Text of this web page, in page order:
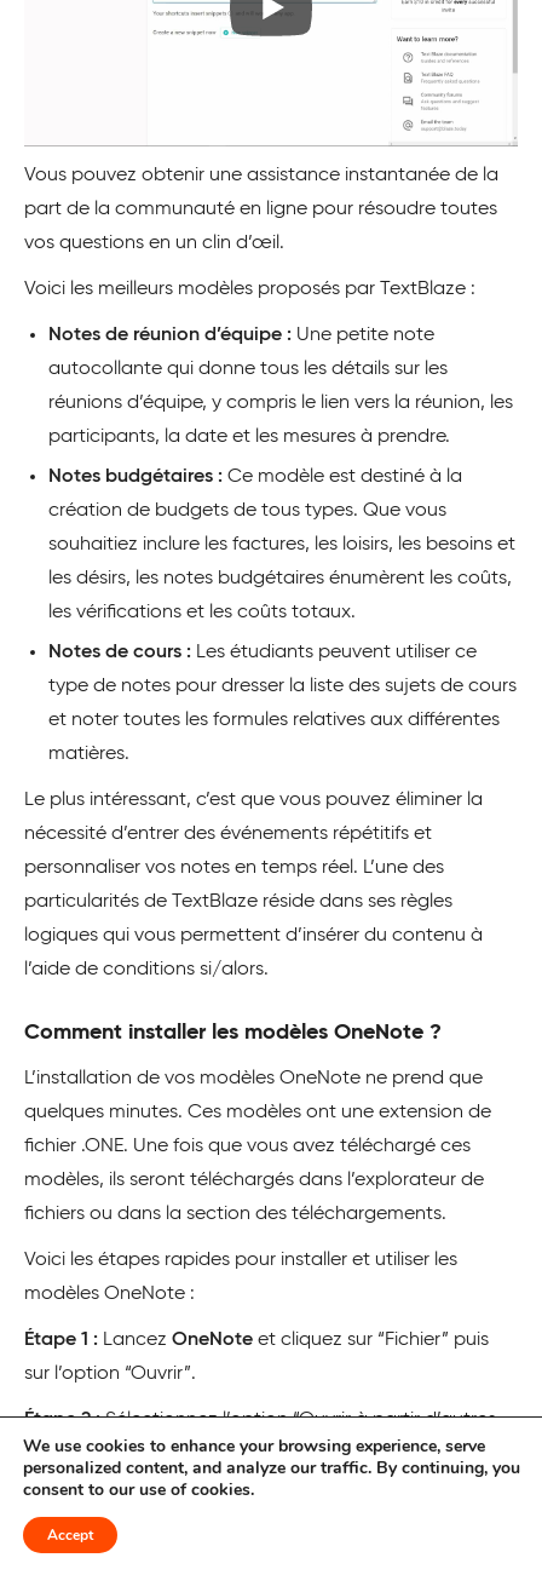
Vous pouvez obtenir une assistance instantanée de la
part de la communauté en ligne pour résoudre toutes
vos questions en un clin d’œil.
Voici les meilleurs modèles proposés par TextBlaze :
Notes de réunion d’équipe : Une petite note
autocollante qui donne tous les détails sur les
réunions d’équipe, y compris le lien vers la réunion, les
participants, la date et les mesures à prendre.
Notes budgétaires : Ce modèle est destiné à la
création de budgets de tous types. Que vous
souhaitiez inclure les factures, les loisirs, les besoins et
les désirs, les notes budgétaires énumèrent les coûts,
les vérifications et les coûts totaux.
Notes de cours : Les étudiants peuvent utiliser ce
type de notes pour dresser la liste des sujets de cours
et noter toutes les formules relatives aux différentes
matières.
Le plus intéressant, c’est que vous pouvez éliminer la
nécessité d’entrer des événements répétitifs et
personnaliser vos notes en temps réel. L’une des
particularités de TextBlaze réside dans ses règles
logiques qui vous permettent d’insérer du contenu à
l’aide de conditions si/alors.
Comment installer les modèles OneNote ?
L’installation de vos modèles OneNote ne prend que
quelques minutes. Ces modèles ont une extension de
fichier .ONE. Une fois que vous avez téléchargé ces
modèles, ils seront téléchargés dans l’explorateur de
fichiers ou dans la section des téléchargements.
Voici les étapes rapides pour installer et utiliser les
modèles OneNote :
Étape 1 : Lancez OneNote et cliquez sur “Fichier” puis
sur l’option “Ouvrir”.
Étape 2 :Sélectionnez l’option “Ouvrir à partir d’autres
emplacements” et localisez votre dossier de modèles
OneNote.
Étape 3 :
Après l’installation, vous trouverez tous les
We use cookies to enhance your browsing experience, serve
personalized content, and analyze our traffic. By continuing, you
consent to our use of cookies.
Accept